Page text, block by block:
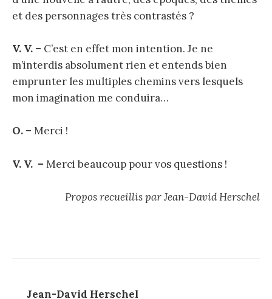
et des personnages très contrastés ?
V. V. – C’est en effet mon intention. Je ne
m’interdis absolument rien et entends bien
emprunter les multiples chemins vers lesquels
mon imagination me conduira…
O. – Merci !
V. V. – Merci beaucoup pour vos questions !
Propos recueillis par Jean-David Herschel
Jean-David Herschel